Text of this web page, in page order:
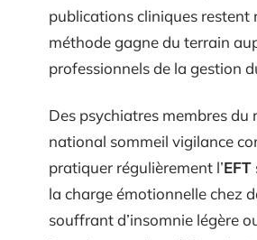
publications cliniques restent
méthode gagne du terrain
professionnels de la gestion
Des psychiatres membres du
national sommeil vigilance
pratiquer régulièrement l’EFT
la charge émotionnelle chez
souffrant d’insomnie légère